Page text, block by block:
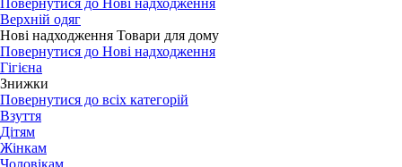
Повернутися до Нові надходження
Верхній одяг
Нові надходження Товари для дому
Повернутися до Нові надходження
Гігієна
Знижки
Повернутися до всіх категорій
Взуття
Дітям
Жінкам
Чоловікам